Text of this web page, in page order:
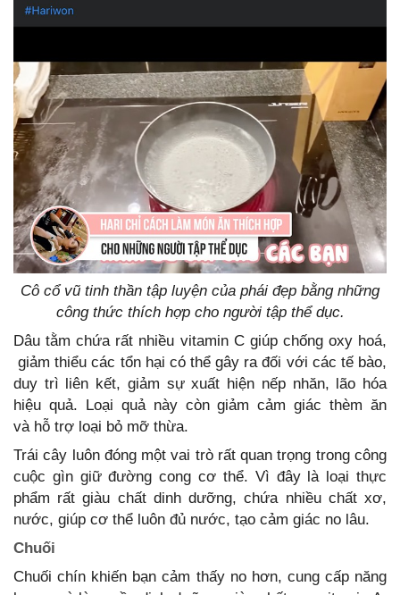
Cô cổ vũ tinh thần tập luyện của phái đẹp bằng những
công thức thích hợp cho người tập thể dục.
Dâu tằm chứa rất nhiều vitamin C giúp chống oxy hoá,
giảm thiểu các tổn hại có thể gây ra đối với các tế bào,
duy trì liên kết, giảm sự xuất hiện nếp nhăn, lão hóa
hiệu quả. Loại quả này còn giảm cảm giác thèm ăn
và hỗ trợ loại bỏ mỡ thừa.
Trái cây luôn đóng một vai trò rất quan trọng trong công
cuộc gìn giữ đường cong cơ thể. Vì đây là loại thực
phẩm rất giàu chất dinh dưỡng, chứa nhiều chất xơ,
nước, giúp cơ thể luôn đủ nước, tạo cảm giác no lâu.
Chuối
Chuối chín khiến bạn cảm thấy no hơn, cung cấp năng